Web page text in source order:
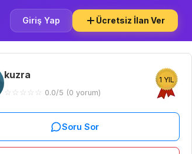
Giriş Yap Ücretsiz İlan Ver
kuzra
☆ ☆ ☆ ☆ ☆ 0.0/5 (0 yorum)
1 YIL
Soru Sor